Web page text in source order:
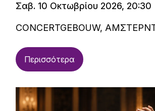
Σαβ. 10 Οκτωβρίου 2026, 20:30
CONCERTGEBOUW,
Περισσότερα